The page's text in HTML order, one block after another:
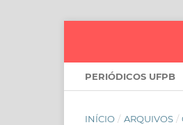
PERIÓDICOS UFPB
INÍCIO / ARQUIVOS /